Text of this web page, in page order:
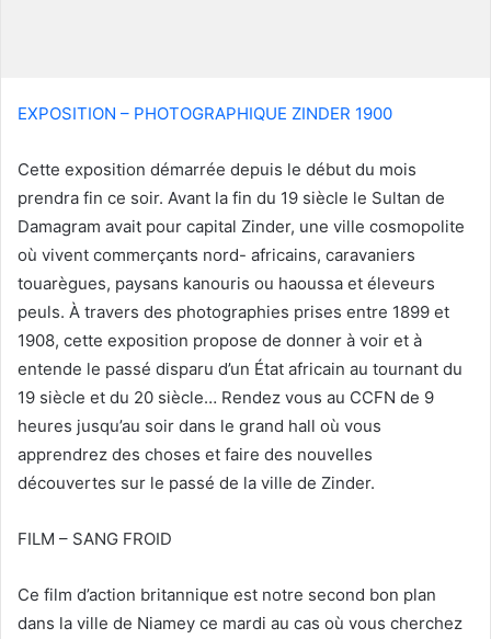
r
e
EXPOSITION – PHOTOGRAPHIQUE ZINDER 1900
Cette exposition démarrée depuis le début du mois
prendra fin ce soir. Avant la fin du 19 siècle le Sultan de
Damagram avait pour capital Zinder, une ville cosmopolite
où vivent commerçants nord- africains, caravaniers
touarègues, paysans kanouris ou haoussa et éleveurs
peuls. À travers des photographies prises entre 1899 et
1908, cette exposition propose de donner à voir et à
entende le passé disparu d’un État africain au tournant du
19 siècle et du 20 siècle… Rendez vous au CCFN de 9
heures jusqu’au soir dans le grand hall où vous
apprendrez des choses et faire des nouvelles
découvertes sur le passé de la ville de Zinder.
FILM – SANG FROID
Ce film d’action britannique est notre second bon plan
dans la ville de Niamey ce mardi au cas où vous cherchez